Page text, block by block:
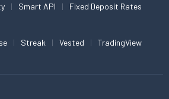
Smart API Fixed Deposit Rates
Streak Vested TradingView